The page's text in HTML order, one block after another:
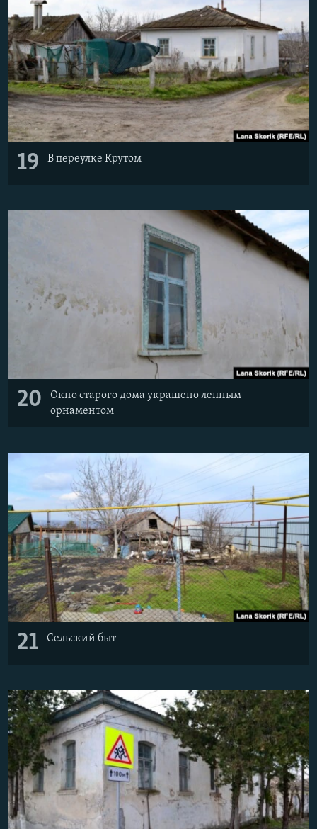
19 В переулке Крутом
20
Окно старого дома украшено лепным
орнаментом
21 Сельский быт